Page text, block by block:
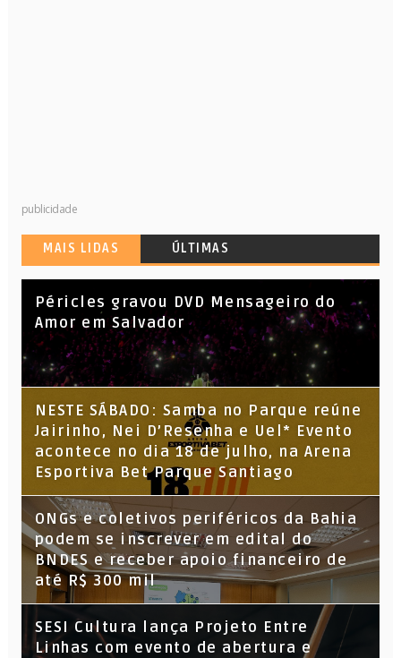
publicidade
MAIS LIDAS ÚLTIMAS
Péricles gravou DVD Mensageiro do
Amor em Salvador
NESTE SÁBADO: Samba no Parque reúne
Jairinho, Nei D’Resenha e Uel* Evento
acontece no dia 18 de julho, na Arena
Esportiva Bet Parque Santiago
ONGs e coletivos periféricos da Bahia
podem se inscrever em edital do
BNDES e receber apoio financeiro de
até R$ 300 mil
SESI Cultura lança Projeto Entre
Linhas com evento de abertura e